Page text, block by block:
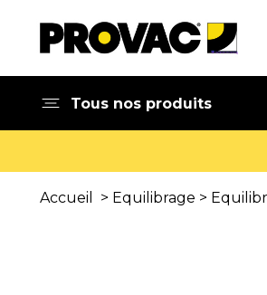
Tous nos produits
Accueil > Equilibrage >